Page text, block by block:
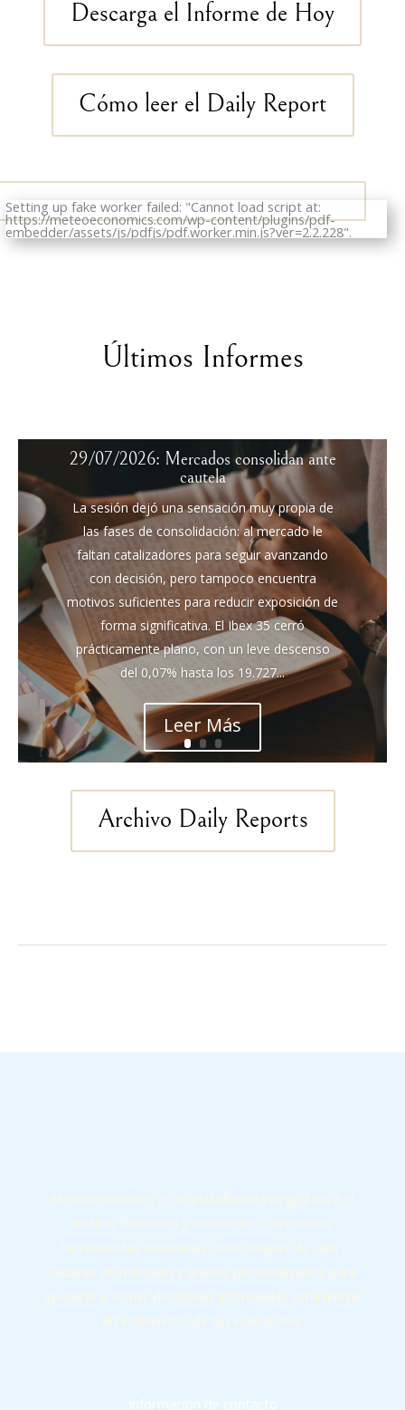
Descarga el Informe de Hoy
Cómo leer el Daily Report
Setting up fake worker failed: "Cannot load script at:
https://meteoeconomics.com/wp-content/plugins/pdf-
embedder/assets/js/pdfjs/pdf.worker.min.js?ver=2.2.228".
Últimos Informes
29/07/2026: Mercados consolidan ante
cautela
La sesión dejó una sensación muy propia de
las fases de consolidación: al mercado le
faltan catalizadores para seguir avanzando
con decisión, pero tampoco encuentra
motivos suficientes para reducir exposición de
forma significativa. El Ibex 35 cerró
prácticamente plano, con un leve descenso
del 0,07% hasta los 19.727...
Leer Más
Archivo Daily Reports
Meteoeconomics es tu plataforma integral para el
análisis financiero y económico. Ofrecemos
herramientas avanzadas como mapas de calor,
radares de mercado y análisis personalizados para
ayudarte a tomar decisiones informadas y maximizar
el rendimiento de tus inversiones.